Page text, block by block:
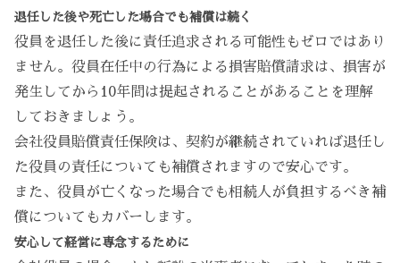
退任した後や死亡した場合でも補償は続く
役員を退任した後に責任追求される可能性もゼロではあり
ません。役員在任中の行為による損害賠償請求は、損害が
発生してから10年間は提起されることがあることを理解
しておきましょう。
会社役員賠償責任保険は、契約が継続されていれば退任し
た役員の責任についても補償されますので安心です。
また、役員が亡くなった場合でも相続人が負担するべき補
償についてもカバーします。
安心して経営に専念するために